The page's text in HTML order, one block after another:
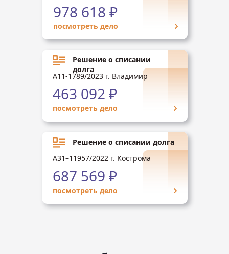
посмотреть дело
978 618 ₽
А31–11957/2022 г. Кострома
посмотреть дело
Решение о списании долга
687 569 ₽
А11-1789/2023 г. Владимир
посмотреть дело
Решение о списании
долга
463 092 ₽